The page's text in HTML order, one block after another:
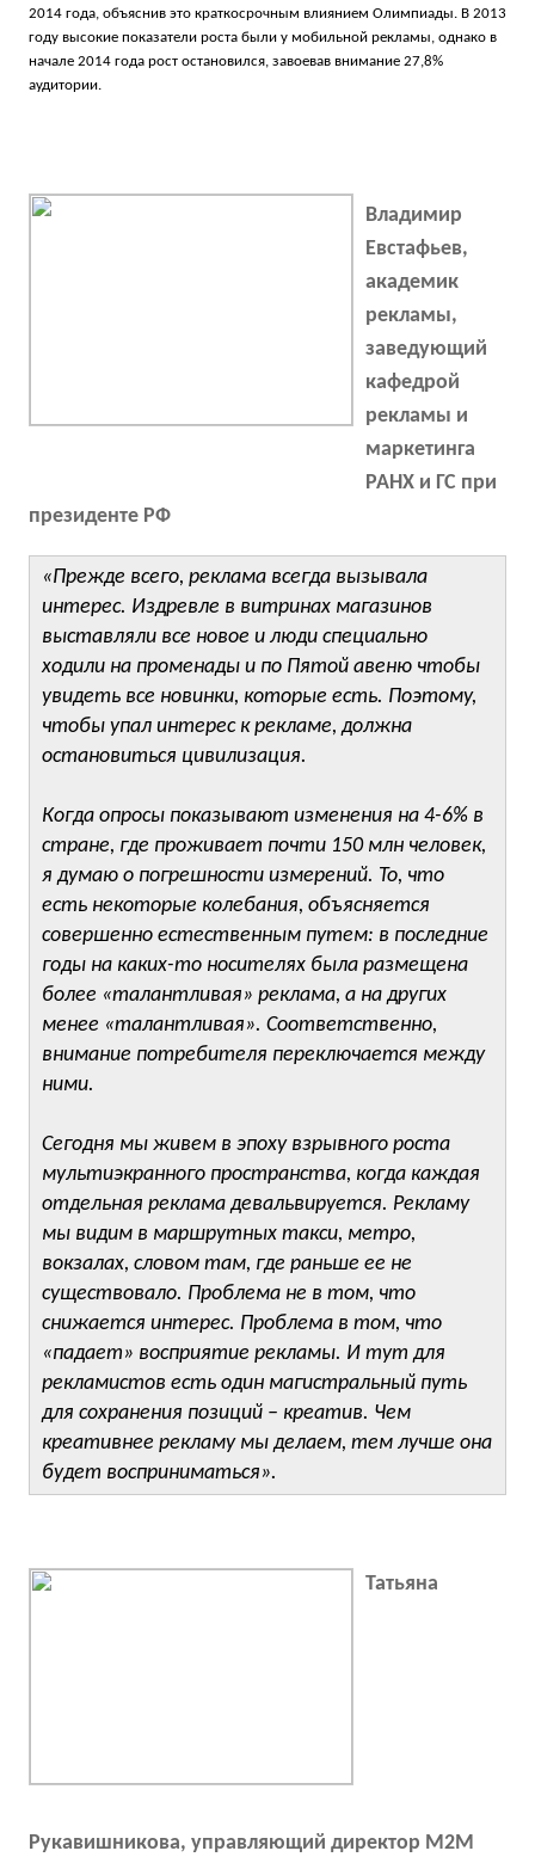
2014 года, объяснив это краткосрочным влиянием Олимпиады. В 2013
году высокие показатели роста были у мобильной рекламы, однако в
начале 2014 года рост остановился, завоевав внимание 27,8%
аудитории.
Владимир
Евстафьев,
академик
рекламы,
заведующий
кафедрой
рекламы и
маркетинга
РАНХ и ГС при
президенте РФ
«Прежде всего, реклама всегда вызывала
интерес. Издревле в витринах магазинов
выставляли все новое и люди специально
ходили на променады и по Пятой авеню чтобы
увидеть все новинки, которые есть. Поэтому,
чтобы упал интерес к рекламе, должна
остановиться цивилизация.
Когда опросы показывают изменения на 4-6% в
стране, где проживает почти 150 млн человек,
я думаю о погрешности измерений. То, что
есть некоторые колебания, объясняется
совершенно естественным путем: в последние
годы на каких-то носителях была размещена
более «талантливая» реклама, а на других
менее «талантливая». Соответственно,
внимание потребителя переключается между
ними.
Сегодня мы живем в эпоху взрывного роста
мультиэкранного пространства, когда каждая
отдельная реклама девальвируется. Рекламу
мы видим в маршрутных такси, метро,
вокзалах, словом там, где раньше ее не
существовало. Проблема не в том, что
снижается интерес. Проблема в том, что
«падает» восприятие рекламы. И тут для
рекламистов есть один магистральный путь
для сохранения позиций – креатив. Чем
креативнее рекламу мы делаем, тем лучше она
будет восприниматься».
Татьяна
Рукавишникова, управляющий директор M2M